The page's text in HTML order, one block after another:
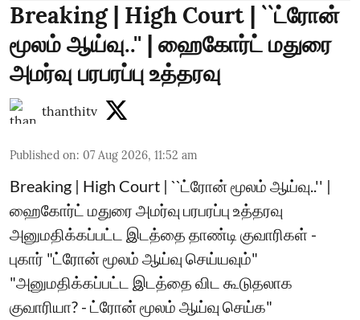
Breaking | High Court | ``ட்ரோன்
மூலம் ஆய்வு..'' | ஹைகோர்ட் மதுரை
அமர்வு பரபரப்பு உத்தரவு
thanthitv
Published on: 07 Aug 2026, 11:52 am
Breaking | High Court | ``ட்ரோன் மூலம் ஆய்வு..'' |
ஹைகோர்ட் மதுரை அமர்வு பரபரப்பு உத்தரவு
அனுமதிக்கப்பட்ட இடத்தை தாண்டி குவாரிகள் -
புகார் "ட்ரோன் மூலம் ஆய்வு செய்யவும்"
"அனுமதிக்கப்பட்ட இடத்தை விட கூடுதலாக
குவாரியா? - ட்ரோன் மூலம் ஆய்வு செய்க"